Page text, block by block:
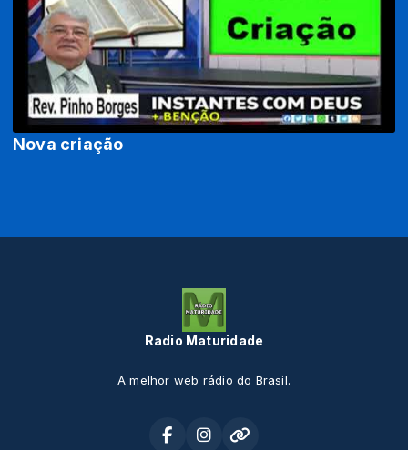
Nova criação
Radio Maturidade
A melhor web rádio do Brasil.